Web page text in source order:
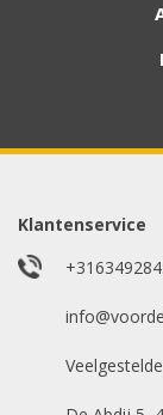
Aanvraag
Wilt u snel
Bouwjaar *
Klantenservice